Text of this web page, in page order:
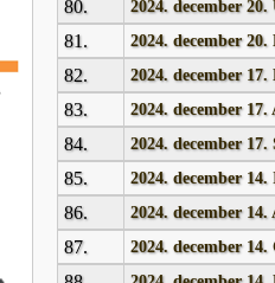
80. 2024. december
81. 2024. december
82. 2024. december
83. 2024. december
84. 2024. december
85. 2024. december
86. 2024. december
87. 2024. december